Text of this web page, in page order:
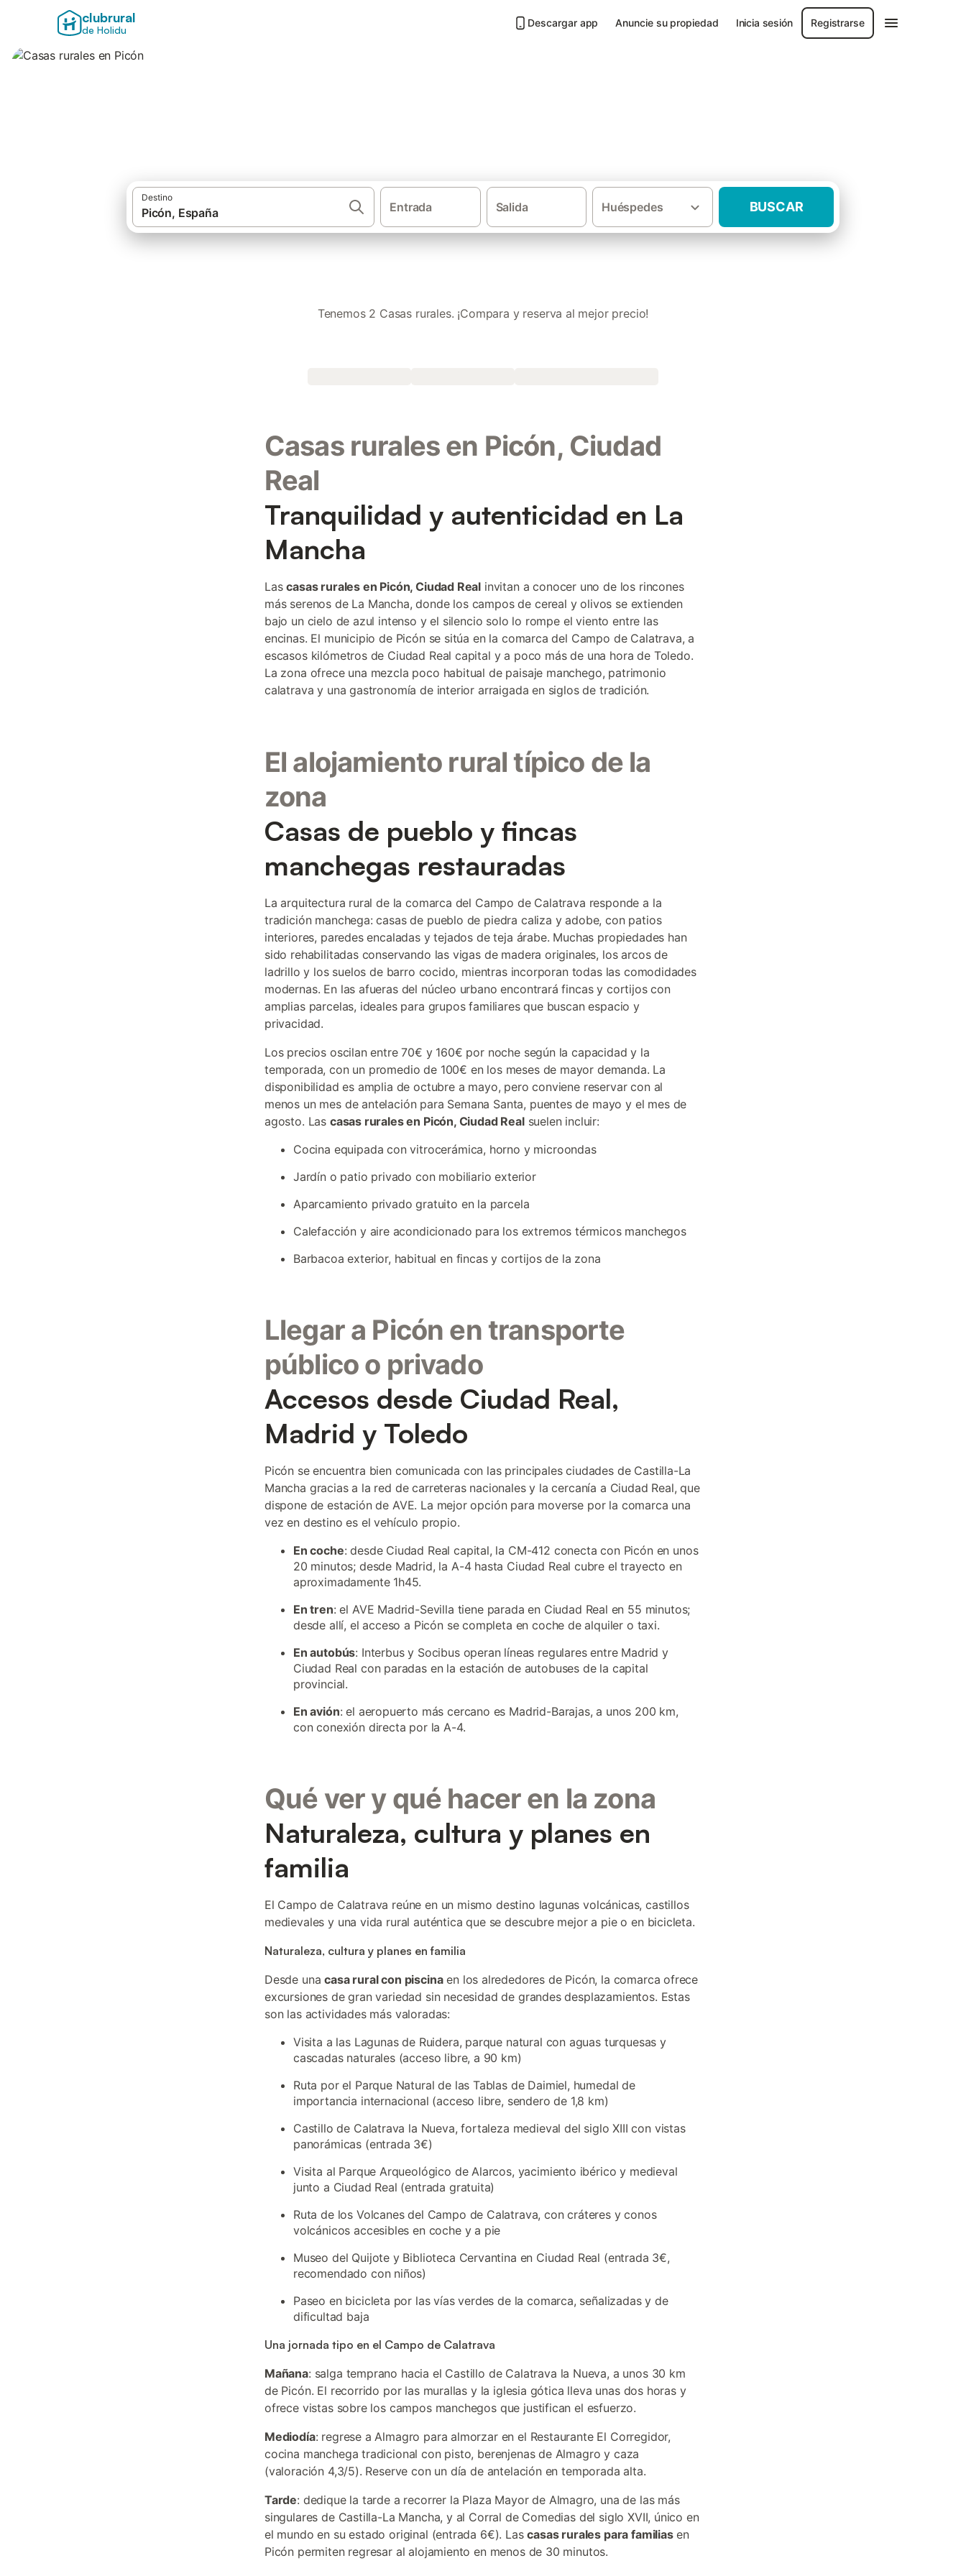
clubrural
de Holidu
Descargar app Anuncie su propiedad Inicia sesión Registrarse
Destino
Entrada Salida Huéspedes BUSCAR
Tenemos 2 Casas rurales. ¡Compara y reserva al mejor precio!
Casas rurales en Picón, Ciudad
Real
Tranquilidad y autenticidad en La
Mancha
Lascasas rurales en Picón, Ciudad Real invitan a conocer uno de los rincones
más serenos de La Mancha, donde los campos de cereal y olivos se extienden
bajo un cielo de azul intenso y el silencio solo lo rompe el viento entre las
encinas. El municipio de Picón se sitúa en la comarca del Campo de Calatrava, a
escasos kilómetros de Ciudad Real capital y a poco más de una hora de Toledo.
La zona ofrece una mezcla poco habitual de paisaje manchego, patrimonio
calatrava y una gastronomía de interior arraigada en siglos de tradición.
El alojamiento rural típico de la
zona
Casas de pueblo y fincas
manchegas restauradas
La arquitectura rural de la comarca del Campo de Calatrava responde a la
tradición manchega: casas de pueblo de piedra caliza y adobe, con patios
interiores, paredes encaladas y tejados de teja árabe. Muchas propiedades han
sido rehabilitadas conservando las vigas de madera originales, los arcos de
ladrillo y los suelos de barro cocido, mientras incorporan todas las comodidades
modernas. En las afueras del núcleo urbano encontrará fincas y cortijos con
amplias parcelas, ideales para grupos familiares que buscan espacio y
privacidad.
Los precios oscilan entre 70€ y 160€ por noche según la capacidad y la
temporada, con un promedio de 100€ en los meses de mayor demanda. La
disponibilidad es amplia de octubre a mayo, pero conviene reservar con al
menos un mes de antelación para Semana Santa, puentes de mayo y el mes de
agosto. Las casas rurales en Picón, Ciudad Realsuelen incluir:
Cocina equipada con vitrocerámica, horno y microondas
Jardín o patio privado con mobiliario exterior
Aparcamiento privado gratuito en la parcela
Calefacción y aire acondicionado para los extremos térmicos manchegos
Barbacoa exterior, habitual en fincas y cortijos de la zona
Llegar a Picón en transporte
público o privado
Accesos desde Ciudad Real,
Madrid y Toledo
Picón se encuentra bien comunicada con las principales ciudades de Castilla-La
Mancha gracias a la red de carreteras nacionales y la cercanía a Ciudad Real, que
dispone de estación de AVE. La mejor opción para moverse por la comarca una
vez en destino es el vehículo propio.
En coche: desde Ciudad Real capital, la CM-412 conecta con Picón en unos
20 minutos; desde Madrid, la A-4 hasta Ciudad Real cubre el trayecto en
aproximadamente 1h45.
En tren: el AVE Madrid-Sevilla tiene parada en Ciudad Real en 55 minutos;
desde allí, el acceso a Picón se completa en coche de alquiler o taxi.
En autobús: Interbus y Socibus operan líneas regulares entre Madrid y
Ciudad Real con paradas en la estación de autobuses de la capital
provincial.
En avión: el aeropuerto más cercano es Madrid-Barajas, a unos 200 km,
con conexión directa por la A-4.
Qué ver y qué hacer en la zona
Naturaleza, cultura y planes en
familia
El Campo de Calatrava reúne en un mismo destino lagunas volcánicas, castillos
medievales y una vida rural auténtica que se descubre mejor a pie o en bicicleta.
Naturaleza, cultura y planes en familia
Desde unacasa rural con piscinaen los alrededores de Picón, la comarca ofrece
excursiones de gran variedad sin necesidad de grandes desplazamientos. Estas
son las actividades más valoradas:
Visita a las Lagunas de Ruidera, parque natural con aguas turquesas y
cascadas naturales (acceso libre, a 90 km)
Ruta por el Parque Natural de las Tablas de Daimiel, humedal de
importancia internacional (acceso libre, sendero de 1,8 km)
Castillo de Calatrava la Nueva, fortaleza medieval del siglo XIII con vistas
panorámicas (entrada 3€)
Visita al Parque Arqueológico de Alarcos, yacimiento ibérico y medieval
junto a Ciudad Real (entrada gratuita)
Ruta de los Volcanes del Campo de Calatrava, con cráteres y conos
volcánicos accesibles en coche y a pie
Museo del Quijote y Biblioteca Cervantina en Ciudad Real (entrada 3€,
recomendado con niños)
Paseo en bicicleta por las vías verdes de la comarca, señalizadas y de
dificultad baja
Una jornada tipo en el Campo de Calatrava
Mañana: salga temprano hacia el Castillo de Calatrava la Nueva, a unos 30 km
de Picón. El recorrido por las murallas y la iglesia gótica lleva unas dos horas y
ofrece vistas sobre los campos manchegos que justifican el esfuerzo.
Mediodía: regrese a Almagro para almorzar en el Restaurante El Corregidor,
cocina manchega tradicional con pisto, berenjenas de Almagro y caza
(valoración 4,3/5). Reserve con un día de antelación en temporada alta.
Tarde: dedique la tarde a recorrer la Plaza Mayor de Almagro, una de las más
singulares de Castilla-La Mancha, y al Corral de Comedias del siglo XVII, único en
el mundo en su estado original (entrada 6€). Lascasas rurales para familiasen
Picón permiten regresar al alojamiento en menos de 30 minutos.